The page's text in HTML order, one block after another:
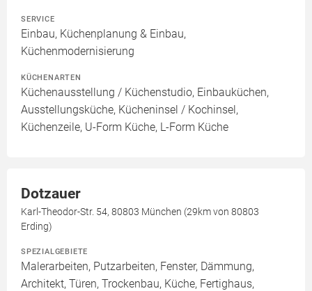
SERVICE
Einbau, Küchenplanung & Einbau,
Küchenmodernisierung
KÜCHENARTEN
Küchenausstellung / Küchenstudio, Einbauküchen,
Ausstellungsküche, Kücheninsel / Kochinsel,
Küchenzeile, U-Form Küche, L-Form Küche
Dotzauer
Karl-Theodor-Str. 54, 80803 München (29km von 80803
Erding)
SPEZIALGEBIETE
Malerarbeiten, Putzarbeiten, Fenster, Dämmung,
Architekt, Türen, Trockenbau, Küche, Fertighaus,